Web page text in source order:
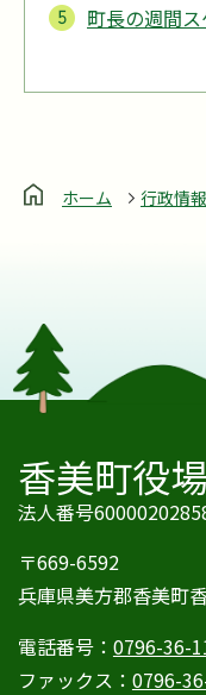
町長の週間ス
ホーム 行政情報
香美町役場
法人番号
〒669-6592
兵庫県美方郡香美町
電話番号： 0796-36-
ファックス： 0796-